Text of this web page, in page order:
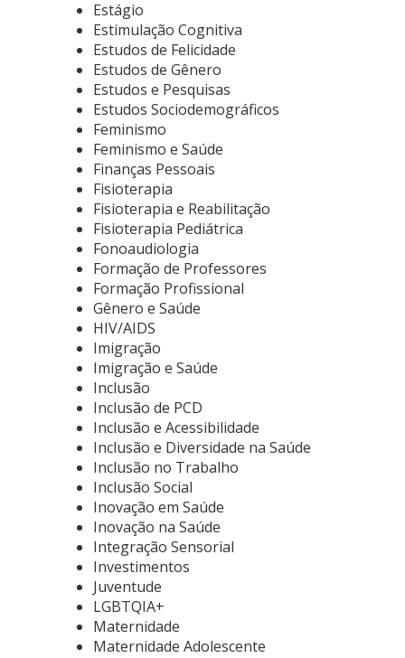
Estágio
Estimulação Cognitiva
Estudos de Felicidade
Estudos de Gênero
Estudos e Pesquisas
Estudos Sociodemográficos
Feminismo
Feminismo e Saúde
Finanças Pessoais
Fisioterapia
Fisioterapia e Reabilitação
Fisioterapia Pediátrica
Fonoaudiologia
Formação de Professores
Formação Profissional
Gênero e Saúde
HIV/AIDS
Imigração
Imigração e Saúde
Inclusão
Inclusão de PCD
Inclusão e Acessibilidade
Inclusão e Diversidade na Saúde
Inclusão no Trabalho
Inclusão Social
Inovação em Saúde
Inovação na Saúde
Integração Sensorial
Investimentos
Juventude
LGBTQIA+
Maternidade
Maternidade Adolescente